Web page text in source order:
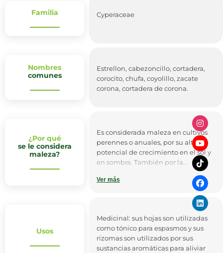
Familia Cyperaceae
Nombres
comunes
Estrellon, cabezoncillo, cortadera,
corocito, chufa, coyolillo, zacate
corona, cortadera de corona.
¿Por qué
se le considera
maleza?
Es considerada maleza en cultivos
perennes o anuales, por su alto
potencial de crecimiento en el sol y
en sombra. También por la
característica de sus hojas, que son
aserradas y ásperas, causan heridas
Ver más
Usos
Medicinal: sus hojas son utilizadas
como tónico para espasmos y sus
rizomas son utilizados por sus
sustancias aromáticas para aliviar